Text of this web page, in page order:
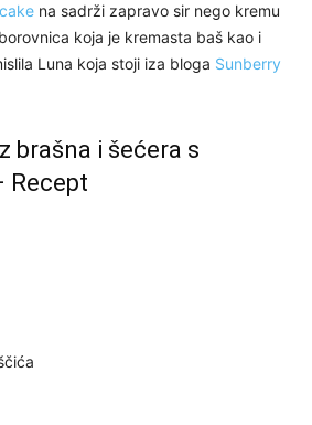
na sadrži zapravo sir nego kremu
koja je kremasta baš kao i
Luna koja stoji iza bloga Sunberry
brašna i šećera s
Recept